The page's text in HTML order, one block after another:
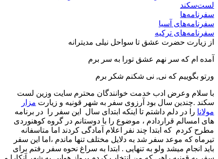
لست‌سکند
سفرنامه‌ها
سفرنامه‌های آسیا
سفرنامه‌های ترکیه
از زیارت حضرت عشق تا سواحل نیلی مدیترانه
آمده ام که سر نهم عشق تورا به سر برم
ورتو بگوییم که نی, نی شکنم شکر برم
با سلام وعرض ادب خدمت خوانندگان محترم سایت وزین لست
سکند .چندین سال بود آرزوی سفر به شهر قونیه و زیارت مزار
مولانا را در دلم داشتم تا اینکه ابتدای سال این سفر را در برنامه
های امسالم قراردادم ، موضوع را با دوستانم در گروه کوهنوردی
مطرح کردم که ابتدا چند نفر اعلام آمادگی کردند اما متاسفانه
تیرماه که موعد سفر شد به دلایل مختلف تنها ماندم ،اما این سفر
باید انجام میشد ولو به تنهایی . ابتدا به سراغ نحوه سفر رفتم برای